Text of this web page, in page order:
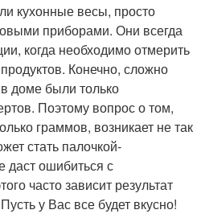
кухонные весы, просто
приборами. Они всегда
когда необходимо отмерить
Конечно, сложно
доме были только
Поэтому вопрос о том,
граммов, возникает не так
стать палочкой-
даст ошибиться с
часто зависит результат
у Вас все будет вкусно!